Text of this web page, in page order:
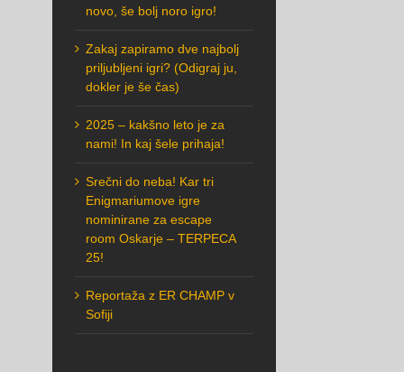
novo, še bolj noro igro!
Zakaj zapiramo dve najbolj
priljubljeni igri? (Odigraj ju,
dokler je še čas)
2025 – kakšno leto je za
nami! In kaj šele prihaja!
Srečni do neba! Kar tri
Enigmariumove igre
nominirane za escape
room Oskarje – TERPECA
25!
Reportaža z ER CHAMP v
Sofiji